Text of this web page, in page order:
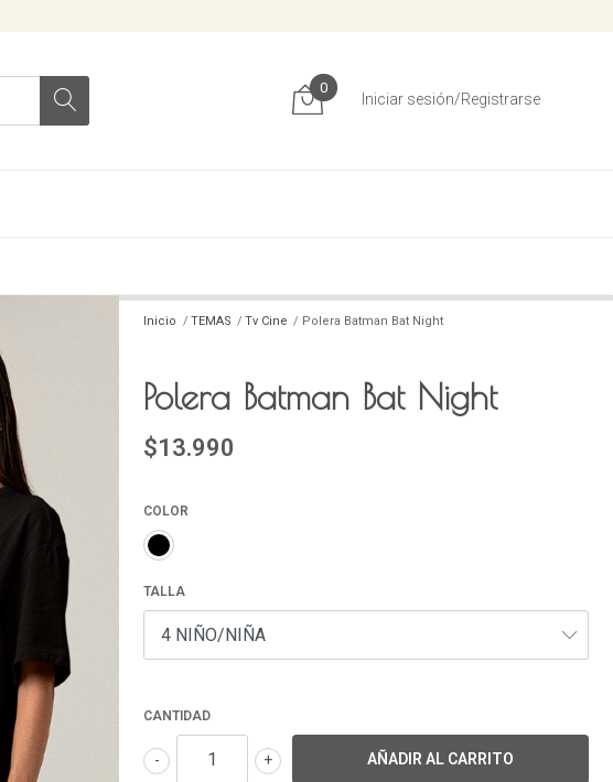
0
Iniciar sesión/Registrarse
Inicio TEMAS Tv Cine Polera Batman Bat Night
Polera Batman Bat Night
$13.990
COLOR
TALLA
CANTIDAD
+
-